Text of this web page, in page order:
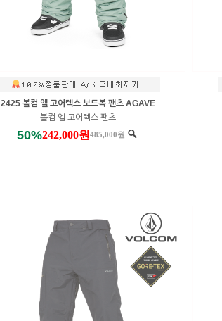
2425 볼컴 엘 고어텍스 보드복 팬츠 AGAVE
볼컴 엘 고어텍스 팬츠
50%242,000원 485,000원